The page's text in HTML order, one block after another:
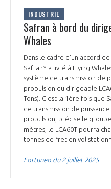
INDUSTRIE
Safran à bord du
Whales
Dans le cadre d'un accord
Safran* a livré à Flying
système de transmission de
propulsion du dirigeable
Tons). C'est la 1ère fois que
de transmission de
propulsion, précise le
mètres, le LCA60T pourra
tonnes de fret en vol
Fortuneo du 2 juillet 2025